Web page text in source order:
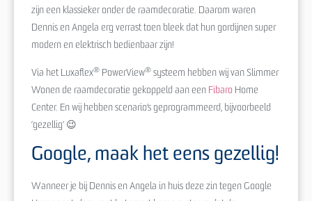
zijn een klassieker onder de raamdecoratie. Daarom waren
Dennis en Angela erg verrast toen bleek dat hun gordijnen super
modern en elektrisch bedienbaar zijn!
Via het Luxaflex® PowerView® systeem hebben wij van Slimmer
Wonen de raamdecoratie gekoppeld aan een Fibaro Home
Center. En wij hebben scenario’s geprogrammeerd, bijvoorbeeld
‘gezellig’ 😉
Google, maak het eens gezellig!
Wanneer je bij Dennis en Angela in huis deze zin tegen Google